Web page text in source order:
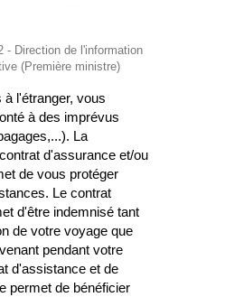
- Direction de l'information
(Première ministre)
l'étranger, vous
à des imprévus
La
d'assurance et/ou
de vous protéger
Le contrat
d'être indemnisé tant
de votre voyage que
pendant votre
d'assistance et de
permet de bénéficier